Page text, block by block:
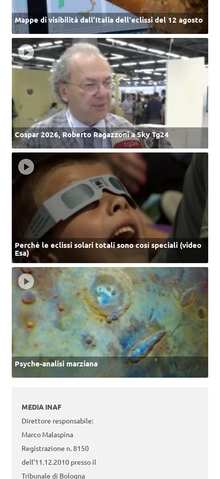
Mappe di visibilità dall’Italia dell'eclissi del 12 agosto
Cospar 2026, Roberto Ragazzoni a Sky Tg24
Perché le eclissi solari totali sono così speciali (video
Esa)
Psyche-analisi marziana
MEDIA INAF
Direttore responsabile:
Marco Malaspina
Registrazione n. 8150
dell’11.12.2010 presso il
Tribunale di Bologna